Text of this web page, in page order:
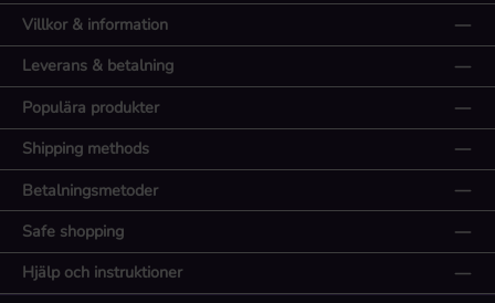
Villkor & information
Leverans & betalning
Populära produkter
Betalningsmetoder
Shipping methods
Safe shopping
Hjälp och instruktioner